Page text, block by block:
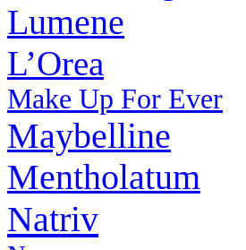
Lumene
L’Orea
Make Up For Ever
Maybelline
Mentholatum
Natriv